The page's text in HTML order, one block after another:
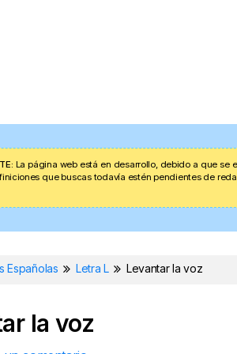
La página web está en desarrollo, debido a que
que buscas todavía estén pendientes de
Españolas Letra L Levantar la voz
la voz